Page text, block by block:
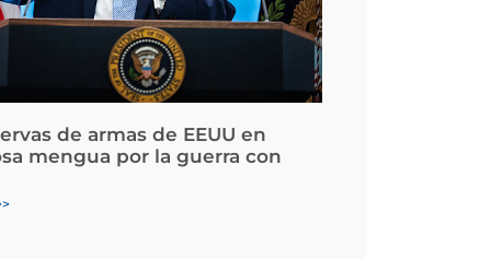
de armas de EEUU en
mengua por la guerra con